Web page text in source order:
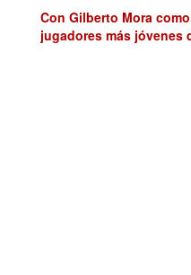
Con Gilberto Mora
jugadores más jóvenes